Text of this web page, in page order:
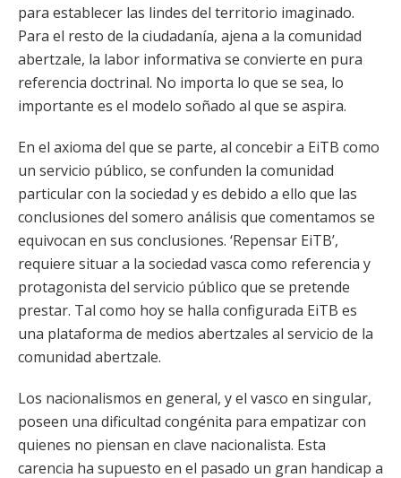
para establecer las lindes del territorio imaginado.
Para el resto de la ciudadanía, ajena a la comunidad
abertzale, la labor informativa se convierte en pura
referencia doctrinal. No importa lo que se sea, lo
importante es el modelo soñado al que se aspira.
En el axioma del que se parte, al concebir a EiTB como
un servicio público, se confunden la comunidad
particular con la sociedad y es debido a ello que las
conclusiones del somero análisis que comentamos se
equivocan en sus conclusiones. ‘Repensar EiTB’,
requiere situar a la sociedad vasca como referencia y
protagonista del servicio público que se pretende
prestar. Tal como hoy se halla configurada EiTB es
una plataforma de medios abertzales al servicio de la
comunidad abertzale.
Los nacionalismos en general, y el vasco en singular,
poseen una dificultad congénita para empatizar con
quienes no piensan en clave nacionalista. Esta
carencia ha supuesto en el pasado un gran handicap a